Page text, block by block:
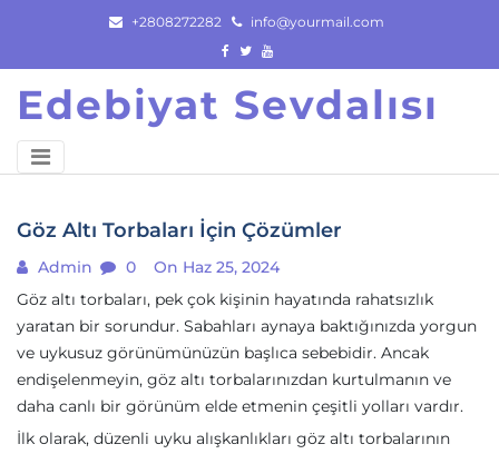
content
+2808272282 info@yourmail.com
Edebiyat Sevdalısı
Göz Altı Torbaları İçin Çözümler
Admin 0
On Haz 25, 2024
Göz altı torbaları, pek çok kişinin hayatında rahatsızlık
yaratan bir sorundur. Sabahları aynaya baktığınızda yorgun
ve uykusuz görünümünüzün başlıca sebebidir. Ancak
endişelenmeyin, göz altı torbalarınızdan kurtulmanın ve
daha canlı bir görünüm elde etmenin çeşitli yolları vardır.
İlk olarak, düzenli uyku alışkanlıkları göz altı torbalarının